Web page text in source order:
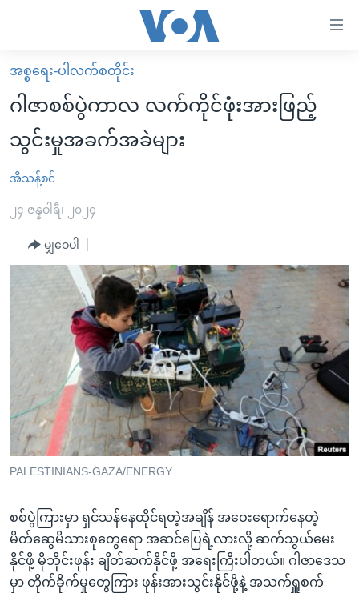
လွယ်ကူ
စေ
သည့်
Link
များ
ပင်မ
ညွန်း
စာမျက်နှာ
ကျော်
ကြည့်
ရှာဖွေ
ရန်
နေရာ
သို့
မူလစာမျက်နှာ
မြန်မာ
ကမ္ဘာ့သတင်းများ
နိုင်ငံတကာ
အမေရိကန်
အစ္စရေး-ပါလက်စတိုင်း
ဗွီဒီယို
သတင်းလွတ်လပ်ခွင့်
အင်္ဂလိပ်စာလေ့လာမယ်
အမေရိကန်သုံးအီဒီယံ
မကြေးမုံရဲ့ အင်္ဂလိပ်စာ
ရုပ်ရှင်ထဲက အင်္ဂလိပ်စာ
သုတပဒေသာ အင်္ဂလိပ်စာ
အပတ်စဉ်ကဏ္ဍများ
ရေဒီယိုနှင့်ရုပ်သံ အချက်အလက်များ
ရေဒီယို/တီဗွီအစီအစဉ်
Learning English
ဗွီအိုအေ လူမှုကွန်ယက်များ
ဘာသာစကားများ
အစ္စရေး-ပါလက်စတိုင်း
ဂါဇာစစ်ပွဲကာလ လက်ကိုင်ဖုံးအားဖြည့်
သွင်းမှုအခက်အခဲများ
အိသန့်စင်
၂၄ ဇန္နဝါရီ၊ ၂၀၂၄
မျှဝေပါ
PALESTINIANS-GAZA/ENERGY
စစ်ပွဲကြားမှာ ရှင်သန်နေထိုင်ရတဲ့အချိန် အဝေးရောက်နေတဲ့
မိတ်ဆွေမိသားစုတွေရော အဆင်ပြေရဲ့လားလို့ ဆက်သွယ်မေး
နိုင်ဖို့ မိုဘိုင်းဖုန်း ချိတ်ဆက်နိုင်ဖို့ အရေးကြီးပါတယ်။ ဂါဇာဒေသ
မှာ တိုက်ခိုက်မှုတွေကြား ဖုန်းအားသွင်းနိုင်ဖို့နဲ့ အသက်ရှူစက်